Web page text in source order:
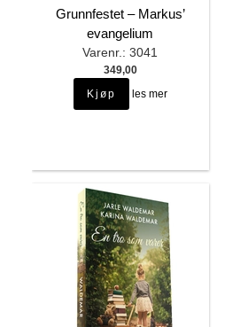
Grunnfestet – Markus’
evangelium
Varenr.: 3041
349,00
les mer